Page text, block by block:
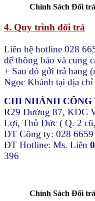
Chính Sách Đổi
4. Quy trình đổi trả
Liên hệ hotline 028
để thông báo và cung
+ Sau đó gởi trả hang
Ngọc Khánh tại địa chỉ
CHI NHÁNH
R29 Đường 87, KDC
Lợi, Thủ Đức ( Q. 2
ĐT Công ty: 028 6659
ĐT Hotline: Ms. Liên
396
Chính Sách Đổi